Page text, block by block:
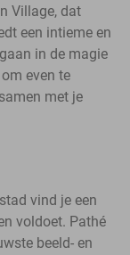
Village, dat
een intieme en
in de magie
even te
met je
vind je een
voldoet. Pathé
beeld- en